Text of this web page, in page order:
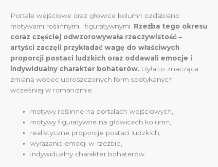
Portale wejściowe oraz głowice kolumn ozdabiano
motywami roślinnymi i figuratywnymi. Rzeźba tego okresu
coraz częściej odwzorowywała rzeczywistość –
artyści zaczęli przykładać wagę do właściwych
proporcji postaci ludzkich oraz oddawali emocje i
indywidualny charakter bohaterów. Była to znacząca
zmiana wobec uproszczonych form spotykanych
wcześniej w romanizmie.
motywy roślinne na portalach wejściowych,
motywy figuratywne na głowicach kolumn,
realistyczne proporcje postaci ludzkich,
wyrażanie emocji w rzeźbie,
indywidualny charakter bohaterów.